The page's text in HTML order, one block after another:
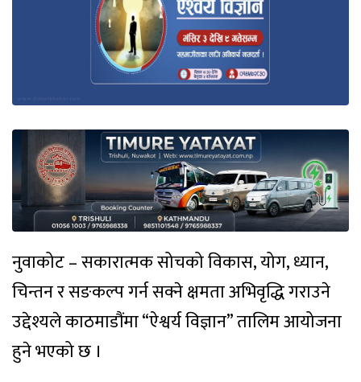
नुवाकोट – सकारात्मक सोचको विकास, योग, ध्यान,
चिन्तन र सङकल्प गर्न सक्ने क्षमता अभिवृद्धि गराउने
उद्देश्यले काठमाडौंमा “ऐश्वर्य विज्ञान” तालिम आयोजना
हुने भएको छ ।